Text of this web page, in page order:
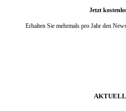
Jetzt
Erhalten Sie mehrmals pro Jahr den